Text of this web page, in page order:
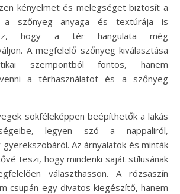
kényelmet és melegséget biztosít a
a szőnyeg anyaga és textúrája is
hogy a tér hangulata még
A megfelelő szőnyeg kiválasztása
szempontból fontos, hanem
a térhasználatot és a szőnyeg
sokféleképpen beépíthetők a lakás
legyen szó a nappaliról,
Az árnyalatok és minták
teszi, hogy mindenki saját stílusának
választhasson. A rózsaszín
csupán egy divatos kiegészítő, hanem